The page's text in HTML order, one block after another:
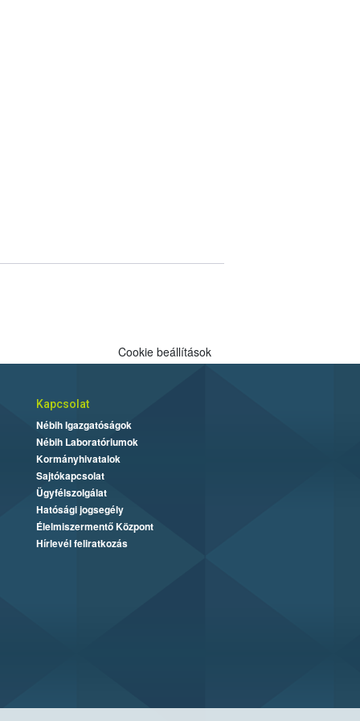
Cookie beállítások
Kapcsolat
Nébih Igazgatóságok
Nébih Laboratóriumok
Kormányhivatalok
Sajtókapcsolat
Ügyfélszolgálat
Hatósági jogsegély
Élelmiszermentő Központ
Hírlevél feliratkozás